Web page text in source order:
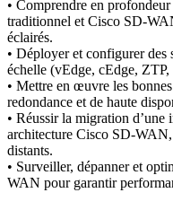
• Comprendre en
traditionnel et Cisco SD-
éclairés.
• Déployer et configurer
échelle (vEdge, cEdge,
• Mettre en œuvre les
redondance et de haute
• Réussir la migration
architecture Cisco SD-
distants.
• Surveiller, dépanner et
WAN pour garantir